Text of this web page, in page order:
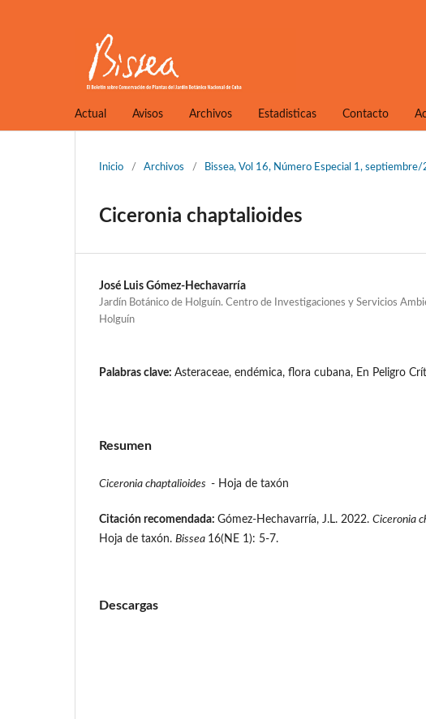
Actual Avisos Archivos Estadisticas Contacto
Inicio / Archivos / Bissea, Vol 16, Número Especial 1,
Ciceronia chaptalioides
José Luis Gómez-Hechavarría
Jardín Botánico de Holguín. Centro de Investigaciones y Servicios
Holguín
Palabras clave: Asteraceae, endémica, flora cubana, En Peligro
Resumen
Ciceronia chaptalioides - Hoja de taxón
Citación recomendada: Gómez-Hechavarría, J.L. 2022. Ciceronia
Hoja de taxón. Bissea 16(NE 1): 5-7.
Descargas